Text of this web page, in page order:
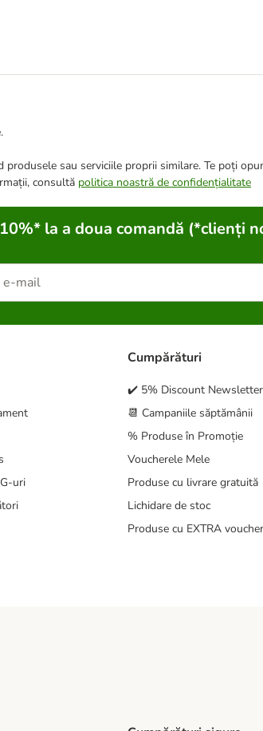
sau serviciile proprii similare. Te poți
consultă politica noastră de confidențialitate
la a doua comandă (*clienți
uri
Cumpărături
✔️ 5% Discount Newsletter
📆 Campaniile săptămânii
% Produse în Promoție
Voucherele Mele
Produse cu livrare gratuită
Lichidare de stoc
Produse cu EXTRA voucher